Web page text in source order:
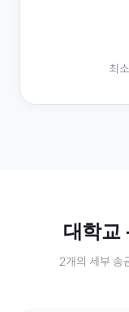
최
대학교
2개의 세부 송